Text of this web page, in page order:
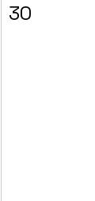
30